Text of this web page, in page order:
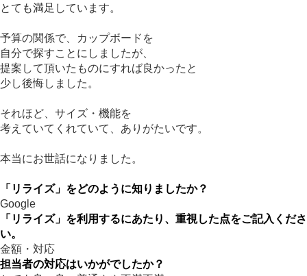
とても満足しています。
予算の関係で、カップボードを
自分で探すことにしましたが、
提案して頂いたものにすれば良かったと
少し後悔しました。
それほど、サイズ・機能を
考えていてくれていて、ありがたいです。
本当にお世話になりました。
「リライズ」をどのように知りましたか？
Google
「リライズ」を利用するにあたり、重視した点をご記入くださ
い。
金額・対応
担当者の対応はいかがでしたか？